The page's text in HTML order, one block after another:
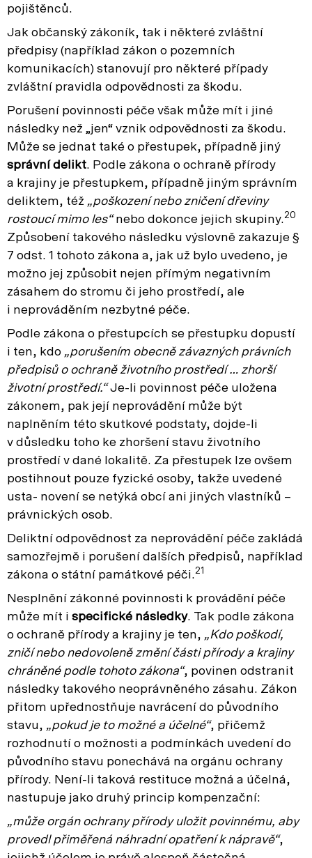
pojištěnců.
Jak občanský zákoník, tak i některé zvláštní
předpisy (například zákon o pozemních
komunikacích) stanovují pro některé případy
zvláštní pravidla odpovědnosti za škodu.
Porušení povinnosti péče však může mít i jiné
následky než „jen“ vznik odpovědnosti za škodu.
Může se jednat také o přestupek, případně jiný
správní delikt. Podle zákona o ochraně přírody
a krajiny je přestupkem, případně jiným správním
deliktem, též „poškození nebo zničení dřeviny
rostoucí mimo les“nebo dokonce jejich skupiny.20
Způsobení takového následku výslovně zakazuje §
7 odst. 1 tohoto zákona a, jak už bylo uvedeno, je
možno jej způsobit nejen přímým negativním
zásahem do stromu či jeho prostředí, ale
i neprováděním nezbytné péče.
Podle zákona o přestupcích se přestupku dopustí
i ten, kdo „porušením obecně závazných právních
předpisů o ochraně životního prostředí … zhorší
životní prostředí.“Je-li povinnost péče uložena
zákonem, pak její neprovádění může být
naplněním této skutkové podstaty, dojde-li
v důsledku toho ke zhoršení stavu životního
prostředí v dané lokalitě. Za přestupek lze ovšem
postihnout pouze fyzické osoby, takže uvedené
usta- novení se netýká obcí ani jiných vlastníků –
právnických osob.
Deliktní odpovědnost za neprovádění péče zakládá
samozřejmě i porušení dalších předpisů, například
zákona o státní památkové péči.21
Nesplnění zákonné povinnosti k provádění péče
může mít i specifické následky. Tak podle zákona
o ochraně přírody a krajiny je ten, „Kdo poškodí,
zničí nebo nedovoleně změní části přírody a krajiny
chráněné podle tohoto zákona“, povinen odstranit
následky takového neoprávněného zásahu. Zákon
přitom upřednostňuje navrácení do původního
stavu, „pokud je to možné a účelné“, přičemž
rozhodnutí o možnosti a podmínkách uvedení do
původního stavu ponechává na orgánu ochrany
přírody. Není-li taková restituce možná a účelná,
nastupuje jako druhý princip kompenzační:
„může orgán ochrany přírody uložit povinnému, aby
provedl přiměřená náhradní opatření k nápravě“,